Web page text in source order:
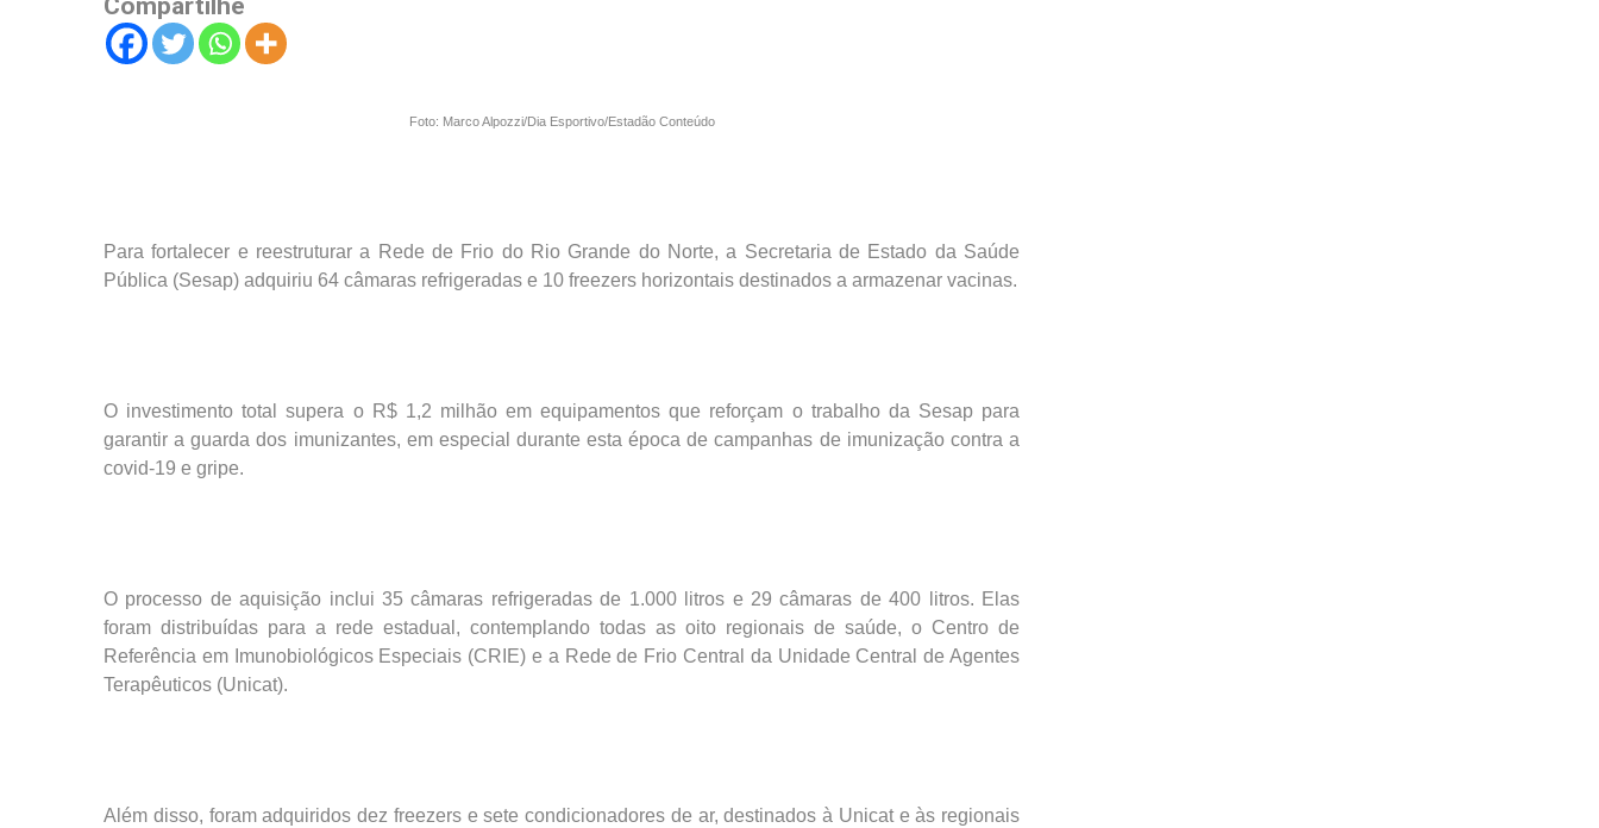
Compartilhe
Foto: Marco Alpozzi/Dia Esportivo/Estadão Conteúdo
Para fortalecer e reestruturar a Rede de Frio do Rio Grande do Norte, a Secretaria de Estado da Saúde
Pública (Sesap) adquiriu 64 câmaras refrigeradas e 10 freezers horizontais destinados a armazenar vacinas.
O investimento total supera o R$ 1,2 milhão em equipamentos que reforçam o trabalho da Sesap para
garantir a guarda dos imunizantes, em especial durante esta época de campanhas de imunização contra a
covid-19 e gripe.
O processo de aquisição inclui 35 câmaras refrigeradas de 1.000 litros e 29 câmaras de 400 litros. Elas
foram distribuídas para a rede estadual, contemplando todas as oito regionais de saúde, o Centro de
Referência em Imunobiológicos Especiais (CRIE) e a Rede de Frio Central da Unidade Central de Agentes
Terapêuticos (Unicat).
Além disso, foram adquiridos dez freezers e sete condicionadores de ar, destinados à Unicat e às regionais